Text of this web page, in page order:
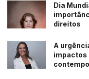
Dia
direitos
A
impactos